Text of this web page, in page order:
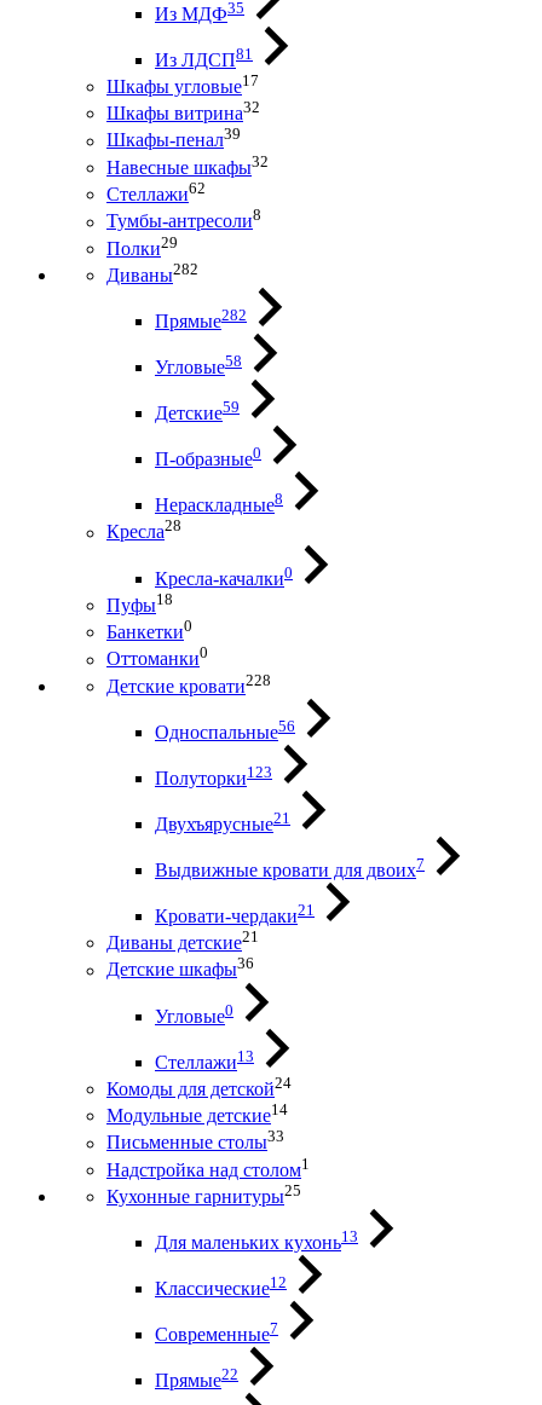
Из МДФ35
Из ЛДСП81
Шкафы угловые17
Шкафы витрина32
Шкафы-пенал39
Навесные шкафы32
Стеллажи62
Тумбы-антресоли8
Полки29
Диваны282
Прямые282
Угловые58
Детские59
П-образные0
Нераскладные8
Кресла28
Кресла-качалки0
Пуфы18
Банкетки0
Оттоманки0
Детские кровати228
Односпальные56
Полуторки123
Двухъярусные21
Выдвижные кровати для двоих7
Кровати-чердаки21
Диваны детские21
Детские шкафы36
Угловые0
Стеллажи13
Комоды для детской24
Модульные детские14
Письменные столы33
Надстройка над столом1
Кухонные гарнитуры25
Для маленьких кухонь13
Классические12
Современные7
Прямые22